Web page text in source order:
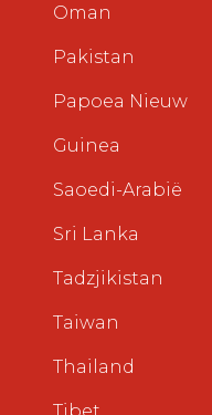
Oman
Pakistan
Papoea Nieuw
Guinea
Saoedi-Arabië
Sri Lanka
Tadzjikistan
Taiwan
Thailand